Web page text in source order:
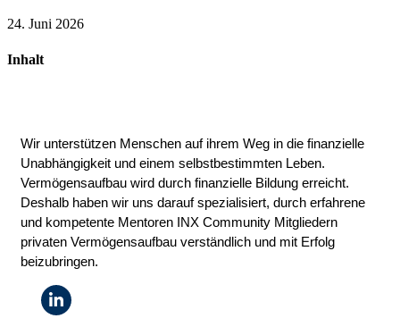
24. Juni 2026
Inhalt
Wir unterstützen Menschen auf ihrem Weg in die finanzielle
Unabhängigkeit und einem selbstbestimmten Leben.
Vermögensaufbau wird durch finanzielle Bildung erreicht.
Deshalb haben wir uns darauf spezialisiert, durch erfahrene
und kompetente Mentoren INX Community Mitgliedern
privaten Vermögensaufbau verständlich und mit Erfolg
beizubringen.